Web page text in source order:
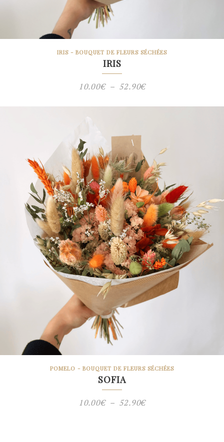
IRIS - BOUQUET DE FLEURS SÉCHÉES
IRIS
10.00€ – 52.90€Plage
52.90€
POMELO - BOUQUET DE FLEURS SÉCHÉES
SOFIA
10.00€ – 52.90€Plage